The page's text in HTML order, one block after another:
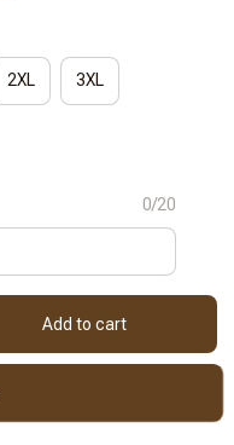
2XL 3XL
0/20
Add to cart